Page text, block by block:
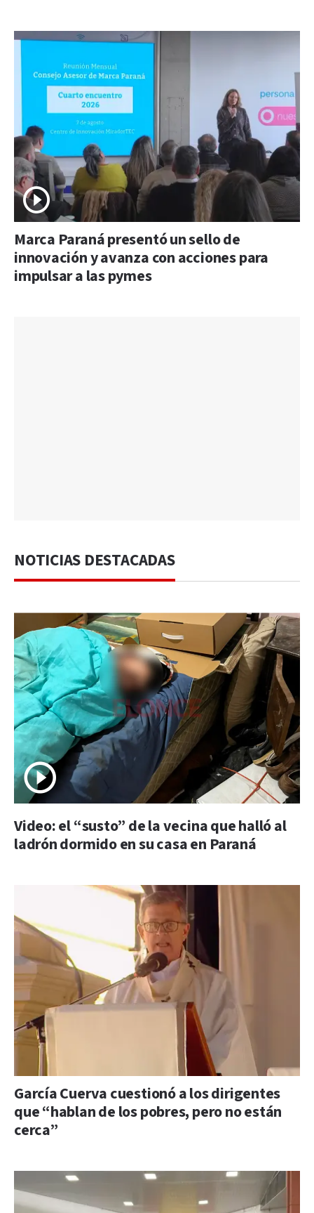
Marca Paraná presentó un sello de
innovación y avanza con acciones para
impulsar a las pymes
NOTICIAS DESTACADAS
Video: el “susto” de la vecina que halló al
ladrón dormido en su casa en Paraná
García Cuerva cuestionó a los dirigentes
que “hablan de los pobres, pero no están
cerca”